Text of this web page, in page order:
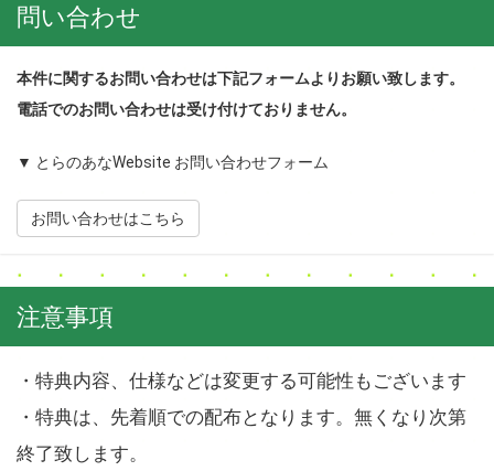
問い合わせ
本件に関するお問い合わせは下記フォームよりお願い致します。
電話でのお問い合わせは受け付けておりません。
▼ とらのあなWebsite お問い合わせフォーム
お問い合わせはこちら
注意事項
・特典内容、仕様などは変更する可能性もございます
・特典は、先着順での配布となります。無くなり次第
終了致します。